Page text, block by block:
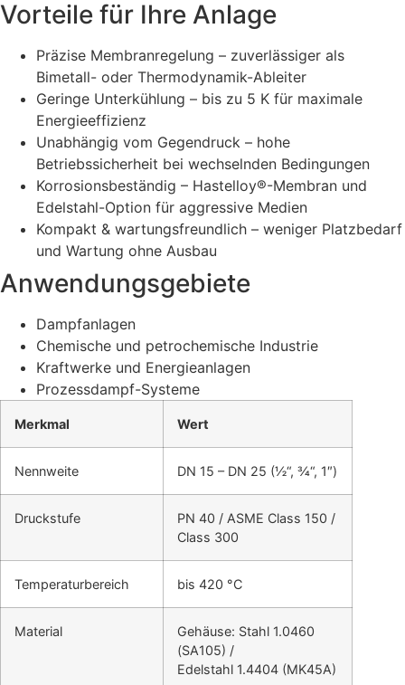
Vorteile für Ihre Anlage
Präzise Membranregelung – zuverlässiger als
Bimetall- oder Thermodynamik-Ableiter
Geringe Unterkühlung – bis zu 5 K für maximale
Energieeffizienz
Unabhängig vom Gegendruck – hohe
Betriebssicherheit bei wechselnden Bedingungen
Korrosionsbeständig – Hastelloy®-Membran und
Edelstahl-Option für aggressive Medien
Kompakt & wartungsfreundlich – weniger Platzbedarf
und Wartung ohne Ausbau
Anwendungsgebiete
Dampfanlagen
Chemische und petrochemische Industrie
Kraftwerke und Energieanlagen
Prozessdampf-Systeme
Merkmal Wert
Nennweite DN 15 – DN 25 (½“, ¾“, 1″)
Druckstufe
PN 40 / ASME Class 150 /
Class 300
Temperaturbereich bis 420 °C
Material
Gehäuse: Stahl 1.0460
(SA105) /
Edelstahl 1.4404 (MK45A)